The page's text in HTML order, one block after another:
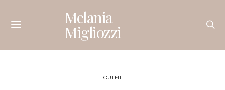
Melania
Migliozzi
OUTFIT